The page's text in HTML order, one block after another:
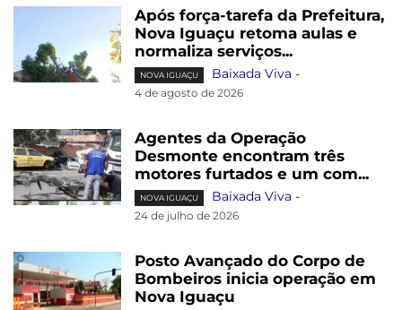
Após força-tarefa da Prefeitura,
Nova Iguaçu retoma aulas e
normaliza serviços...
NOVA IGUAÇU Baixada Viva -
4 de agosto de 2026
Agentes da Operação
Desmonte encontram três
motores furtados e um com...
NOVA IGUAÇU Baixada Viva -
24 de julho de 2026
Posto Avançado do Corpo de
Bombeiros inicia operação em
Nova Iguaçu